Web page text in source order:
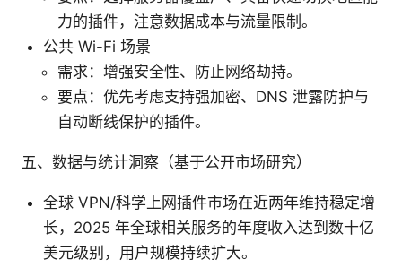
力的插件，注意数据成本与流量限制。
公共 Wi-Fi 场景
需求：增强安全性、防止网络劫持。
要点：优先考虑支持强加密、DNS 泄露防护与
自动断线保护的插件。
五、数据与统计洞察（基于公开市场研究）
全球 VPN/科学上网插件市场在近两年维持稳定增
长，2025 年全球相关服务的年度收入达到数十亿
美元级别，用户规模持续扩大。